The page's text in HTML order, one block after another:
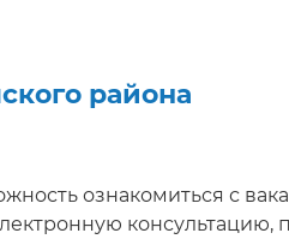
района
ознакомиться с
консультацию,